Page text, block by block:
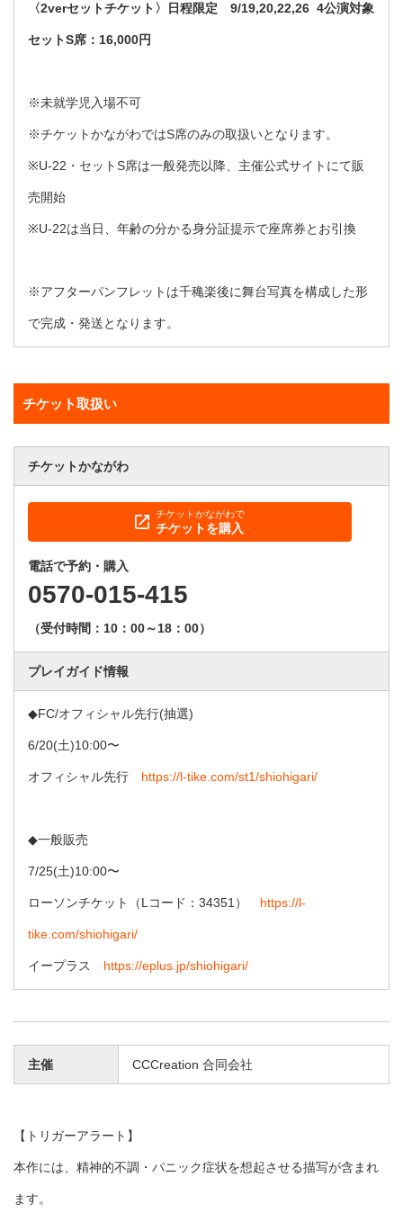
〈2verセットチケット〉日程限定 9/19,20,22,26 4公演対象
セットS席：16,000円
※未就学児入場不可
※チケットかながわではS席のみの取扱いとなります。
※U-22・セットS席は一般発売以降、主催公式サイトにて販
売開始
※U-22は当日、年齢の分かる身分証提示で座席券とお引換
※アフターパンフレットは千穐楽後に舞台写真を構成した形
で完成・発送となります。
チケット取扱い
チケットかながわ
チケットかながわで
チケットを購入
電話で予約・購入
0570-015-415
（受付時間：10：00～18：00）
プレイガイド情報
◆FC/オフィシャル先行(抽選)
6/20(土)10:00〜
オフィシャル先行 https://l-tike.com/st1/shiohigari/
◆一般販売
7/25(土)10:00〜
ローソンチケット（Lコード：34351） https://l-
tike.com/shiohigari/
イープラス https://eplus.jp/shiohigari/
主催 CCCreation 合同会社
【トリガーアラート】
本作には、精神的不調・パニック症状を想起させる描写が含まれ
ます。